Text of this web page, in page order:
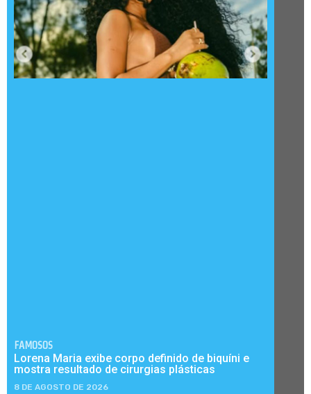
FAMOSOS
Lorena Maria exibe corpo definido de biquíni e
mostra resultado de cirurgias plásticas
8 DE AGOSTO DE 2026